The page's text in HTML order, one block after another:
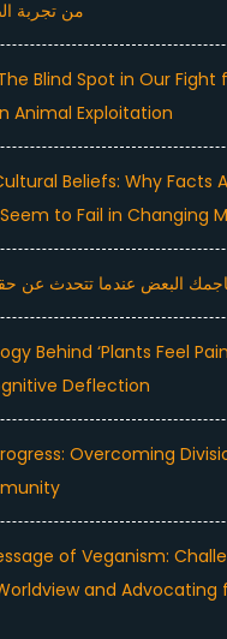
من تجربة
Blind Spot in Our Fight
Animal Exploitation
Beliefs: Why Facts
to Fail in Changing
البعض عندما تتحدث عن
Behind ‘Plants Feel
Deflection
Overcoming
of Veganism:
and Advocating